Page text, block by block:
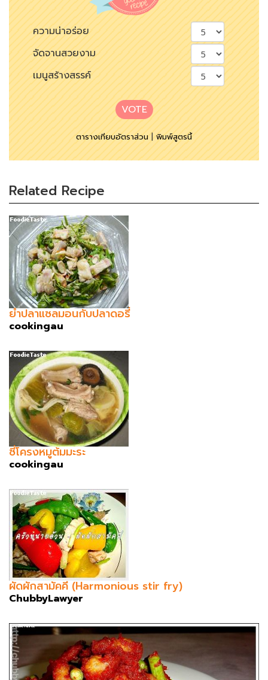
ความน่าอร่อย
จัดจานสวยงาม
เมนูสร้างสรรค์
VOTE
ตารางเทียบอัตราส่วน|พิมพ์สูตรนี้
Related Recipe
ยำปลาแซลมอนกับปลาดอรี่
cookingau
ซี่โครงหมูต้มมะระ
cookingau
ผัดผักสามัคคี (Harmonious stir fry)
ChubbyLawyer